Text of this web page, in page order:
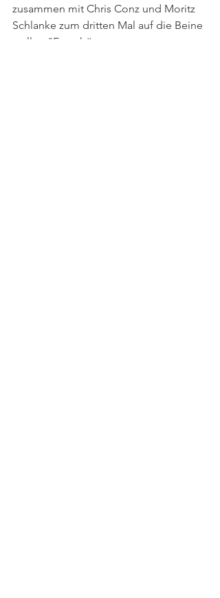
zusammen mit Chris Conz und Moritz
Schlanke zum dritten Mal auf die Beine
stellte. "Es gehört zu unserem